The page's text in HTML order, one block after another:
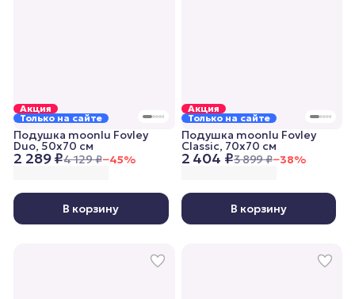
Акция
Только на сайте
2 289 ₽4 129 ₽−45%
Подушка moonlu Fovley
Duo, 50x70 см
В корзину
Акция
Только на сайте
2 404 ₽3 899 ₽−38%
Подушка moonlu Fovley
Classic, 70x70 см
В корзину